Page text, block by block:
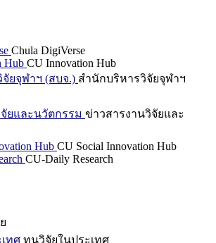
Chula DigiVerse
Hub CU Innovation Hub
ยจุฬาฯ (สบจ.) สำนักบริหารวิจัยจุฬาฯ
ยและนวัตกรรม ข่าวสารงานวิจัยและ
Hub CU Social Innovation Hub
CU-Daily Research
ทศ ทุนวิจัยในประเทศ